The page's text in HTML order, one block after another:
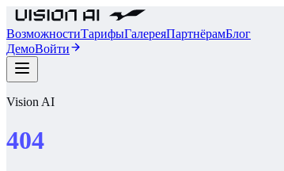
ВозможностиТарифыГалереяПартнёрамБлог
ДемоВойти
Vision AI
404